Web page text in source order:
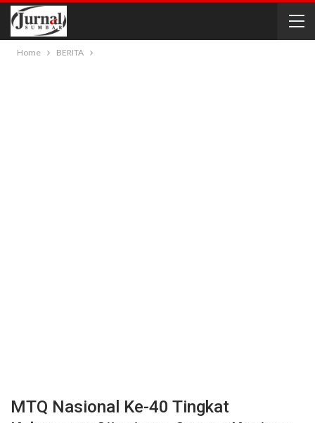
Home BERITA
MTQ Nasional Ke-40 Tingkat